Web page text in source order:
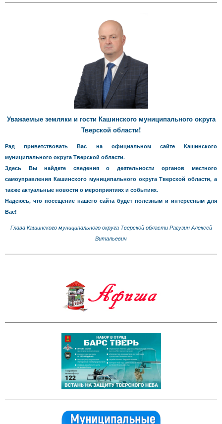
Уважаемые земляки и гости Кашинского муниципального округа
Тверской области!
Рад приветствовать Вас на официальном сайте Кашинского
муниципального округа Тверской области.
Здесь Вы найдете сведения о деятельности органов местного
самоуправления Кашинского муниципального округа Тверской области, а
также актуальные новости о мероприятиях и событиях.
Надеюсь, что посещение нашего сайта будет полезным и интересным для
Вас!
Глава Кашинского муниципального округа Тверской области Рагузин Алексей
Витальевич